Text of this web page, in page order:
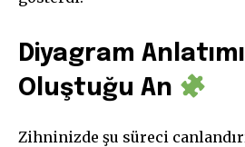
Diyagram
Oluştuğu An
Zihninizde şu süreci